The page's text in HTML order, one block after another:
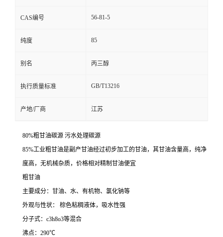
CAS编号 56-81-5
纯度 85
别名 丙三醇
执行质量标准 GB/T13216
产地/厂商 江苏
80%粗甘油碳源 污水处理碳源
85%工业粗甘油是副产甘油经过初步加工的甘油，其甘油含量高，纯净
度高，无机械杂质，价格相对精制甘油便宜
粗甘油
主要成分：甘油、水、有机物、氯化钠等
外观与性状： 棕色粘稠液体，吸水性强
分子式：c3h8o3等混合
沸点：290℃